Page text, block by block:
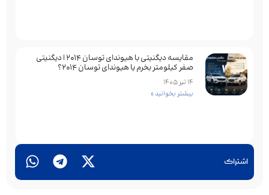
اشتراک
مقایسه دیگنیتی با هیوندای توسان 2014 | دیگنیتی
صفر کیلومتر بخرم یا هیوندای توسان 2014؟
14 تیر 1405
بیشتر بخوانید »